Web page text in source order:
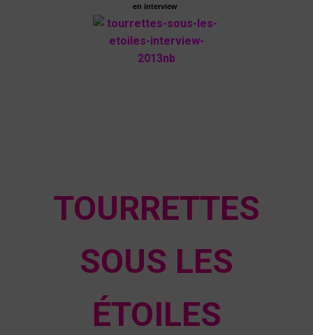
en interview
TOURRETTES
SOUS LES
ÉTOILES